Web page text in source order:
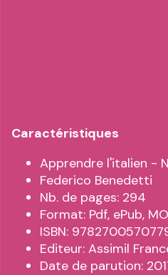
Caractéristiques
Apprendre l'italien -
Federico Benedetti
Nb. de pages: 294
Format: Pdf, ePub,
ISBN:
Editeur: Assimil
Date de parution: